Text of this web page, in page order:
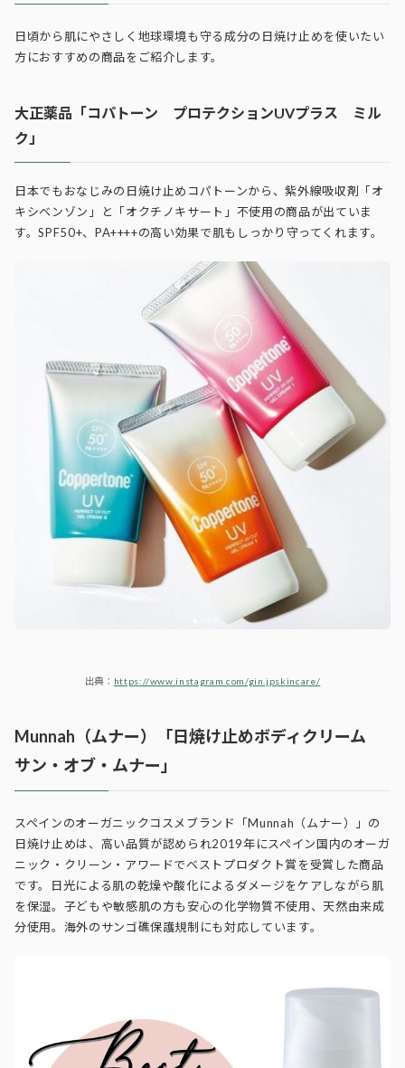
日頃から肌にやさしく地球環境も守る成分の日焼け止めを使いたい
方におすすめの商品をご紹介します。
大正薬品「コパトーン プロテクションUVプラス ミル
ク」
日本でもおなじみの日焼け止めコパトーンから、紫外線吸収剤「オ
キシベンゾン」と「オクチノキサート」不使用の商品が出ていま
す。SPF50+、PA++++の高い効果で肌もしっかり守ってくれます。
出典： https://www.instagram.com/gin.jpskincare/
Munnah（ムナー）「日焼け止めボディクリーム
サン・オブ・ムナー」
スペインのオーガニックコスメブランド「Munnah（ムナー）」の
日焼け止めは、高い品質が認められ2019年にスペイン国内のオーガ
ニック・クリーン・アワードでベストプロダクト賞を受賞した商品
です。日光による肌の乾燥や酸化によるダメージをケアしながら肌
を保湿。子どもや敏感肌の方も安心の化学物質不使用、天然由来成
分使用。海外のサンゴ礁保護規制にも対応しています。